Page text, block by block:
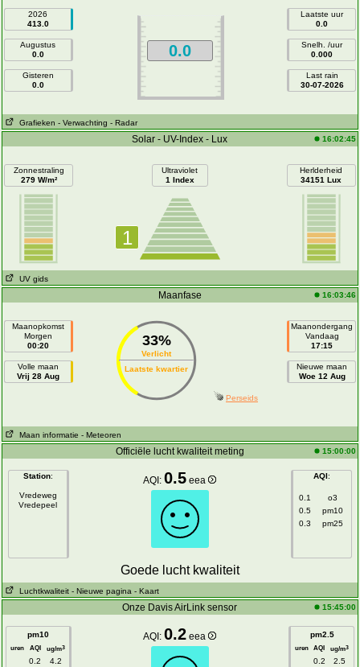
2026
413.0
Augustus
0.0
Gisteren
0.0
0.0
Laatste uur
0.0
Snelh. /uur
0.000
Last rain
30-07-2026
Grafieken - Verwachting - Radar
Solar - UV-Index - Lux 16:02:45
Zonnestraling
279 W/m²
Ultraviolet
1 Index
1
Herlderheid
34151 Lux
UV gids
Maanfase 16:03:46
Maanopkomst
Morgen
00:20
Volle maan
Vrij 28 Aug
33%
Verlicht
Laatste kwartier
Maanondergang
Vandaag
17:15
Nieuwe maan
Woe 12 Aug
Perseids
Maan informatie - Meteoren
Officiële lucht kwaliteit meting 15:00:00
Station:
Vredeweg
Vredepeel
AQI:0.5 eea AQI:
0.1
o3
0.5
pm10
0.3
pm25
Goede lucht kwaliteit
Luchtkwaliteit - Nieuwe pagina - Kaart
Onze Davis AirLink sensor 15:45:00
pm10
uren AQI ug/m3
0.2 4.2
AQI:0.2 eea pm2.5
uren AQI ug/m3
0.2 2.5